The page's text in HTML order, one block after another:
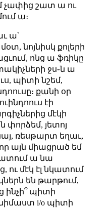
չափից շատ ա ու
ա։
ա՝
նոյնիսկ քոլերի
ոնց ա ֆռիկը
ջս֊ն ա
պիտի նշեմ,
քանի օր
էի
մէկի
փորձեմ, յետոյ
ռեսթարտ եղաւ,
որ այն միացրած եմ
ա նա
ու մէկ էլ նկատում
են թարթում,
ինչի՞ պիտի
i/o պիտի